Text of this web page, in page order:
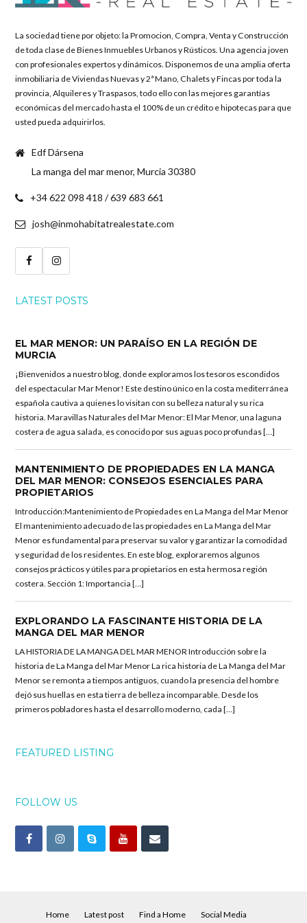
Chris!!!"
The Lewis Family
La sociedad tiene por objeto: la Promocion, Compra, Venta y Construcción
de toda clase de Bienes Inmuebles Urbanos y Rústicos. Una agencia joven
con profesionales expertos y dinámicos. Disponemos de una amplia oferta
inmobiliaria de Viviendas Nuevas y 2ª Mano, Chalets y Fincas por toda la
provincia, Alquileres y Traspasos, todo ello con las mejores garantías
económicas del mercado hasta el 100% de un crédito e hipotecas para que
usted pueda adquirirlos.
Edf Dársena
La manga del mar menor, Murcia 30380
+34 622 098 418 / 639 683 661
josh@inmohabitatrealestate.com
LATEST POSTS
EL MAR MENOR: UN PARAÍSO EN LA REGIÓN DE
MURCIA
¡Bienvenidos a nuestro blog, donde exploramos los tesoros escondidos
del espectacular Mar Menor! Este destino único en la costa mediterránea
española cautiva a quienes lo visitan con su belleza natural y su rica
historia. Maravillas Naturales del Mar Menor: El Mar Menor, una laguna
costera de agua salada, es conocido por sus aguas poco profundas […]
MANTENIMIENTO DE PROPIEDADES EN LA MANGA
DEL MAR MENOR: CONSEJOS ESENCIALES PARA
PROPIETARIOS
Introducción:Mantenimiento de Propiedades en La Manga del Mar Menor
El mantenimiento adecuado de las propiedades en La Manga del Mar
Menor es fundamental para preservar su valor y garantizar la comodidad
y seguridad de los residentes. En este blog, exploraremos algunos
consejos prácticos y útiles para propietarios en esta hermosa región
costera. Sección 1: Importancia […]
EXPLORANDO LA FASCINANTE HISTORIA DE LA
MANGA DEL MAR MENOR
LA HISTORIA DE LA MANGA DEL MAR MENOR Introducción sobre la
historia de La Manga del Mar Menor La rica historia de La Manga del Mar
Menor se remonta a tiempos antiguos, cuando la presencia del hombre
dejó sus huellas en esta tierra de belleza incomparable. Desde los
primeros pobladores hasta el desarrollo moderno, cada […]
FEATURED LISTING
FOLLOW US
Home Latest post Find a Home Social Media